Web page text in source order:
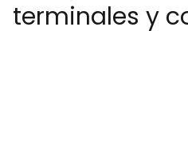
terminales y